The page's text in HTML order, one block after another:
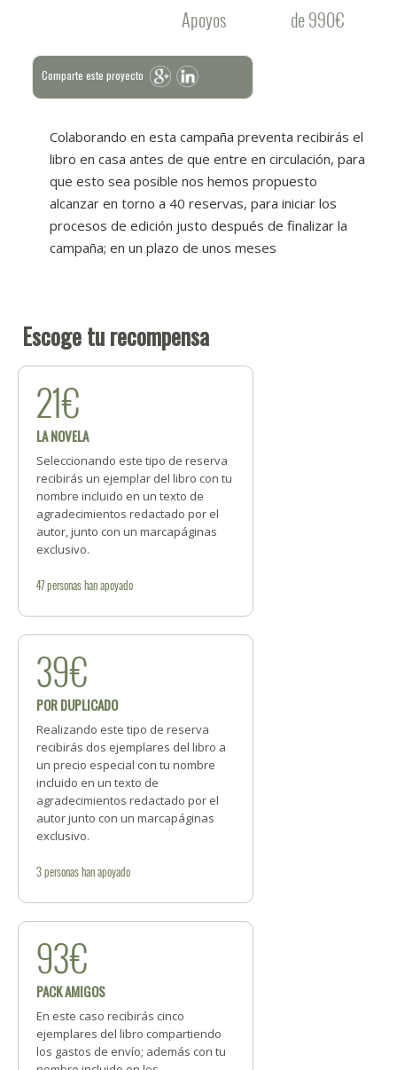
Apoyos de 990€
Comparte este proyecto
Colaborando en esta campaña preventa recibirás el
libro en casa antes de que entre en circulación, para
que esto sea posible nos hemos propuesto
alcanzar en torno a 40 reservas, para iniciar los
procesos de edición justo después de finalizar la
campaña; en un plazo de unos meses
Escoge tu recompensa
21€
LA NOVELA
Seleccionando este tipo de reserva
recibirás un ejemplar del libro con tu
nombre incluido en un texto de
agradecimientos redactado por el
autor, junto con un marcapáginas
exclusivo.
47personashan apoyado
39€
POR DUPLICADO
Realizando este tipo de reserva
recibirás dos ejemplares del libro a
un precio especial con tu nombre
incluido en un texto de
agradecimientos redactado por el
autor junto con un marcapáginas
exclusivo.
3personashan apoyado
93€
PACK AMIGOS
En este caso recibirás cinco
ejemplares del libro compartiendo
los gastos de envío; además con tu